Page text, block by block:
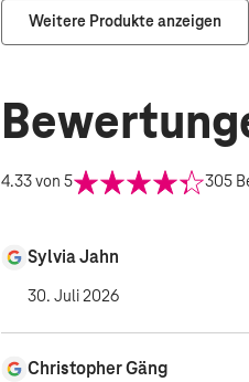
Weitere Produkte anzeigen
4.33von 5 305
Sylvia Jahn
30. Juli 2026
Christopher Gäng